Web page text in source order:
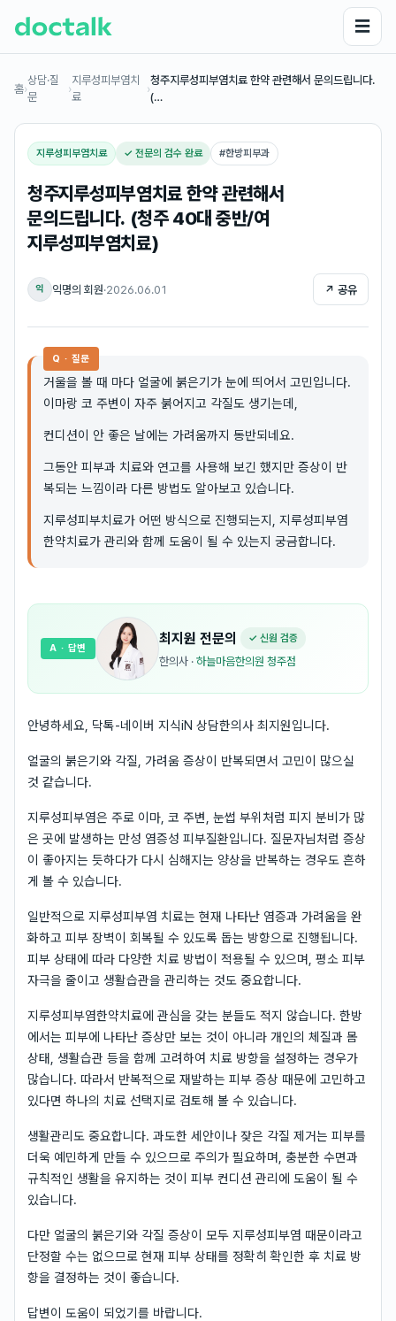
☰
홈›
상담·질
문
›
지루성피부염치
료
›
청주지루성피부염치료 한약 관련해서 문의드립니다.
(…
지루성피부염치료 ✓ 전문의 검수 완료 #한방피부과
청주지루성피부염치료 한약 관련해서
문의드립니다. (청주 40대 중반/여
지루성피부염치료)
익 익명의 회원·2026.06.01 ↗ 공유
Q · 질문
거울을 볼 때 마다 얼굴에 붉은기가 눈에 띄어서 고민입니다.
이마랑 코 주변이 자주 붉어지고 각질도 생기는데,
컨디션이 안 좋은 날에는 가려움까지 동반되네요.
그동안 피부과 치료와 연고를 사용해 보긴 했지만 증상이 반
복되는 느낌이라 다른 방법도 알아보고 있습니다.
지루성피부치료가 어떤 방식으로 진행되는지, 지루성피부염
한약치료가 관리와 함께 도움이 될 수 있는지 궁금합니다.
최지원 전문의 ✓ 신원 검증
한의사 · 하늘마음한의원 청주점
A · 답변
안녕하세요, 닥톡-네이버 지식iN 상담한의사 최지원입니다.
얼굴의 붉은기와 각질, 가려움 증상이 반복되면서 고민이 많으실
것 같습니다.
지루성피부염은 주로 이마, 코 주변, 눈썹 부위처럼 피지 분비가 많
은 곳에 발생하는 만성 염증성 피부질환입니다. 질문자님처럼 증상
이 좋아지는 듯하다가 다시 심해지는 양상을 반복하는 경우도 흔하
게 볼 수 있습니다.
일반적으로 지루성피부염 치료는 현재 나타난 염증과 가려움을 완
화하고 피부 장벽이 회복될 수 있도록 돕는 방향으로 진행됩니다.
피부 상태에 따라 다양한 치료 방법이 적용될 수 있으며, 평소 피부
자극을 줄이고 생활습관을 관리하는 것도 중요합니다.
지루성피부염한약치료에 관심을 갖는 분들도 적지 않습니다. 한방
에서는 피부에 나타난 증상만 보는 것이 아니라 개인의 체질과 몸
상태, 생활습관 등을 함께 고려하여 치료 방향을 설정하는 경우가
많습니다. 따라서 반복적으로 재발하는 피부 증상 때문에 고민하고
있다면 하나의 치료 선택지로 검토해 볼 수 있습니다.
생활관리도 중요합니다. 과도한 세안이나 잦은 각질 제거는 피부를
더욱 예민하게 만들 수 있으므로 주의가 필요하며, 충분한 수면과
규칙적인 생활을 유지하는 것이 피부 컨디션 관리에 도움이 될 수
있습니다.
다만 얼굴의 붉은기와 각질 증상이 모두 지루성피부염 때문이라고
단정할 수는 없으므로 현재 피부 상태를 정확히 확인한 후 치료 방
향을 결정하는 것이 좋습니다.
답변이 도움이 되었기를 바랍니다.